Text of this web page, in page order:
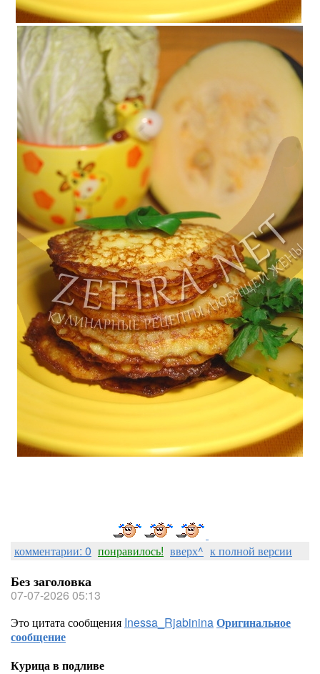
комментарии: 0 понравилось! вверх^ к полной версии
Без заголовка
07-07-2026 05:13
Это цитата сообщения Inessa_RjabininaОригинальное
сообщение
Курица в подливе